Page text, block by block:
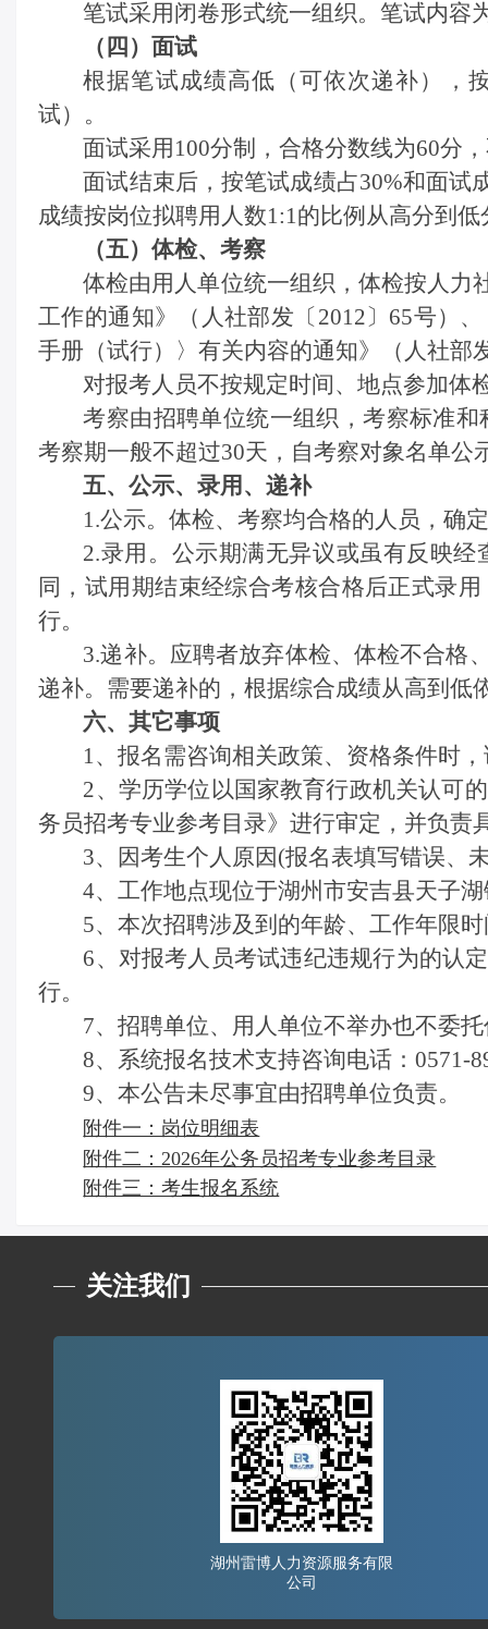
笔试采用闭卷形式统一组织。笔试内容
（ 四 ）面试
根据笔试成绩高低（可依次递补），
试）。
面试采用 100分制，合格分数线为60分
面试结束后，按笔试成绩占30%和面试
成绩按岗位拟聘用人数1:1的比例从高分到
（五）体检、考察
体检由用人单位统一组织，体检按人力
工作的通知》（人社部发〔 2012〕65号）
手册（试行）〉有关内容的通知》（人社部
对报考人员不按规定时间、地点参加体
考察由招聘单位统一组织，考察标准
考察期一般不超过30天，自考察对象名单公
五、公示、录用、递补
1.公示。体检、考察均合格的人员，确
2.录用。公示期满无异议或虽有反映
同，试用期结束经综合考核合格后正式录
行。
3.递补。应聘者放弃体检、体检不合格
递补。需要递补的，根据综合成绩从高到低
六、其它事项
1、报名需咨询相关政策、资格条件时
2、学历学位以国家教育行政机关认可
务员招考专业参考目录》进行审定，并负责
3、因考生个人原因(报名表填写错误、
4、工作地点现位于湖州市安吉县天子
5、本次招聘涉及到的年龄、工作年限
6、对报考人员考试违纪违规行为的认
行。
7、招聘单位、用人单位不举办也不委
8、系统报名技术支持咨询电话：0571-
9、本公告未尽事宜由招聘单位负责。
附件一：岗位明细表
附件二：2026年公务员招考专业参考目录
附件三：考生报名系统
关注我们
湖州雷博人力资源服务有限
公司